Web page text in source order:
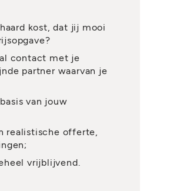
kost, dat jij mooi
contact met je
partner waarvan je
van jouw
realistische offerte,
vrijblijvend.